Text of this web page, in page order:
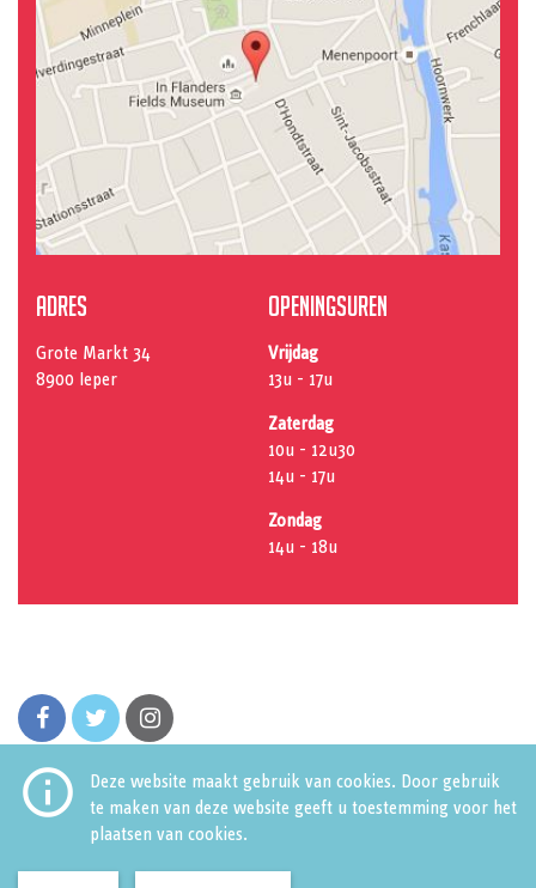

Deze website maakt gebruik van cookies. Door gebruik
te maken van deze website geeft u toestemming voor het
plaatsen van cookies.
Adres
Grote Markt 34
8900 Ieper
Openingsuren
Vrijdag
13u - 17u
Zaterdag
10u - 12u30
14u - 17u
Zondag
14u - 18u
Huis van de Stad Grote Markt 34